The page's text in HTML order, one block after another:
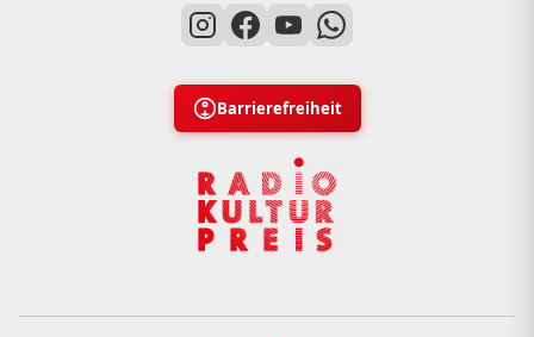
Barrierefreiheit